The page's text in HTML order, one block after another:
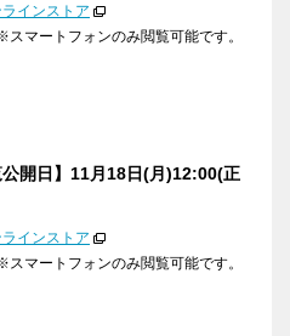
インストア
マートフォンのみ閲覧可能です。
公開日】11月18日(月)12:00(正
インストア
スマートフォンのみ閲覧可能です。